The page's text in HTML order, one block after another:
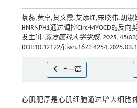
蔡蕊,黄卓,贺文霞,艾添红,宋晓伟,胡淑
HNRNPH1通过调控Circ-MYOCD的反
发生[J]. 南方医科大学学报, 2025,
DOI:10.12122/j.issn.1673-
上一篇
心肌肥厚是心肌细胞通过增大细胞